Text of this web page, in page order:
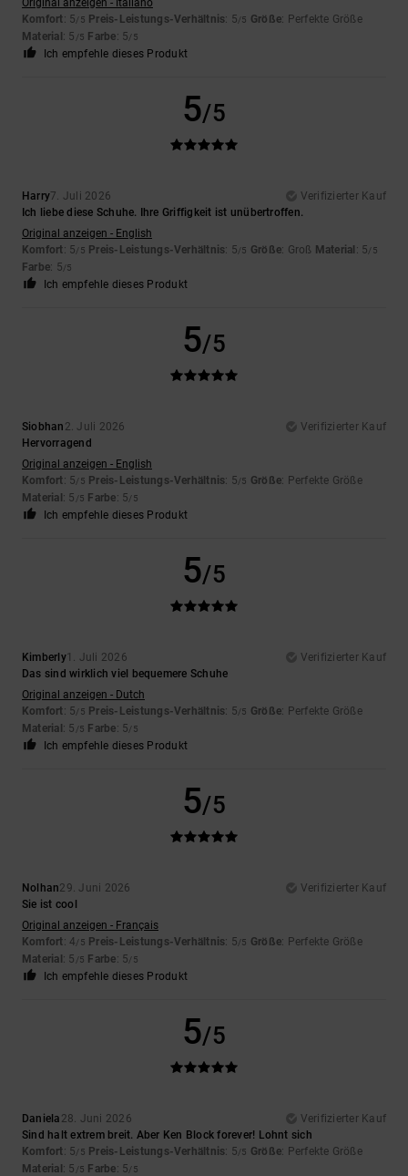
Komfort: 5/5 Preis-Leistungs-Verhältnis: 5/5 Größe: Perfekte Größe
Material: 5 /5 Farbe: 5/5
Ich empfehle dieses Produkt
5/5
Harry7. Juli 2026
Verifizierter Kauf
Ich liebe diese Schuhe. Ihre Griffigkeit ist unübertroffen.
Original anzeigen - English
Komfort: 5/5 Preis-Leistungs-Verhältnis: 5/5 Größe: Groß Material : 5/5
Farbe: 5/5
Ich empfehle dieses Produkt
5/5
Siobhan 2. Juli 2026
Verifizierter Kauf
Hervorragend
Original anzeigen - English
Komfort: 5/5 Preis-Leistungs-Verhältnis: 5/5 Größe: Perfekte Größe
Material: 5 /5 Farbe: 5/5
Ich empfehle dieses Produkt
5/5
Kimberly1. Juli 2026
Verifizierter Kauf
Das sind wirklich viel bequemere Schuhe
Original anzeigen - Dutch
Komfort: 5/5 Preis-Leistungs-Verhältnis: 5/5 Größe: Perfekte Größe
Material: 5 /5 Farbe: 5/5
Ich empfehle dieses Produkt
5/5
Nolhan29. Juni 2026
Verifizierter Kauf
Sie ist cool
Original anzeigen - Français
Komfort: 4/5 Preis-Leistungs-Verhältnis: 5/5 Größe: Perfekte Größe
Material: 5 /5 Farbe: 5/5
Ich empfehle dieses Produkt
5/5
Daniela 28. Juni 2026
Verifizierter Kauf
Sind halt extrem breit. Aber Ken Block forever! Lohnt sich
Komfort: 5/5 Preis-Leistungs-Verhältnis: 5/5 Größe: Perfekte Größe
Material: 5 /5 Farbe: 5/5